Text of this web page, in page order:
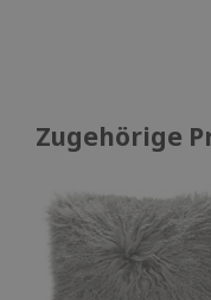
Zugehörige